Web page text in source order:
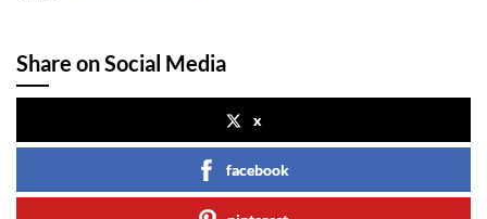
Share on Social Media
x
facebook